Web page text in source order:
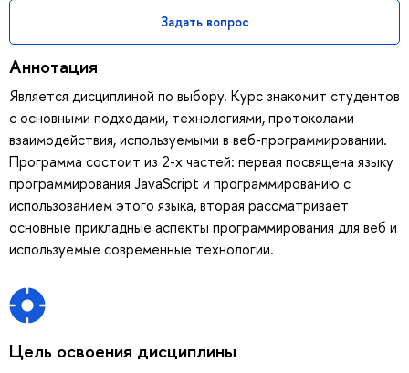
Задать вопрос
Аннотация
Является дисциплиной по выбору. Курс знакомит студентов
с основными подходами, технологиями, протоколами
взаимодействия, используемыми в веб-программировании.
Программа состоит из 2-х частей: первая посвящена языку
программирования JavaScript и программированию с
использованием этого языка, вторая рассматривает
основные прикладные аспекты программирования для веб и
используемые современные технологии.
Цель освоения дисциплины